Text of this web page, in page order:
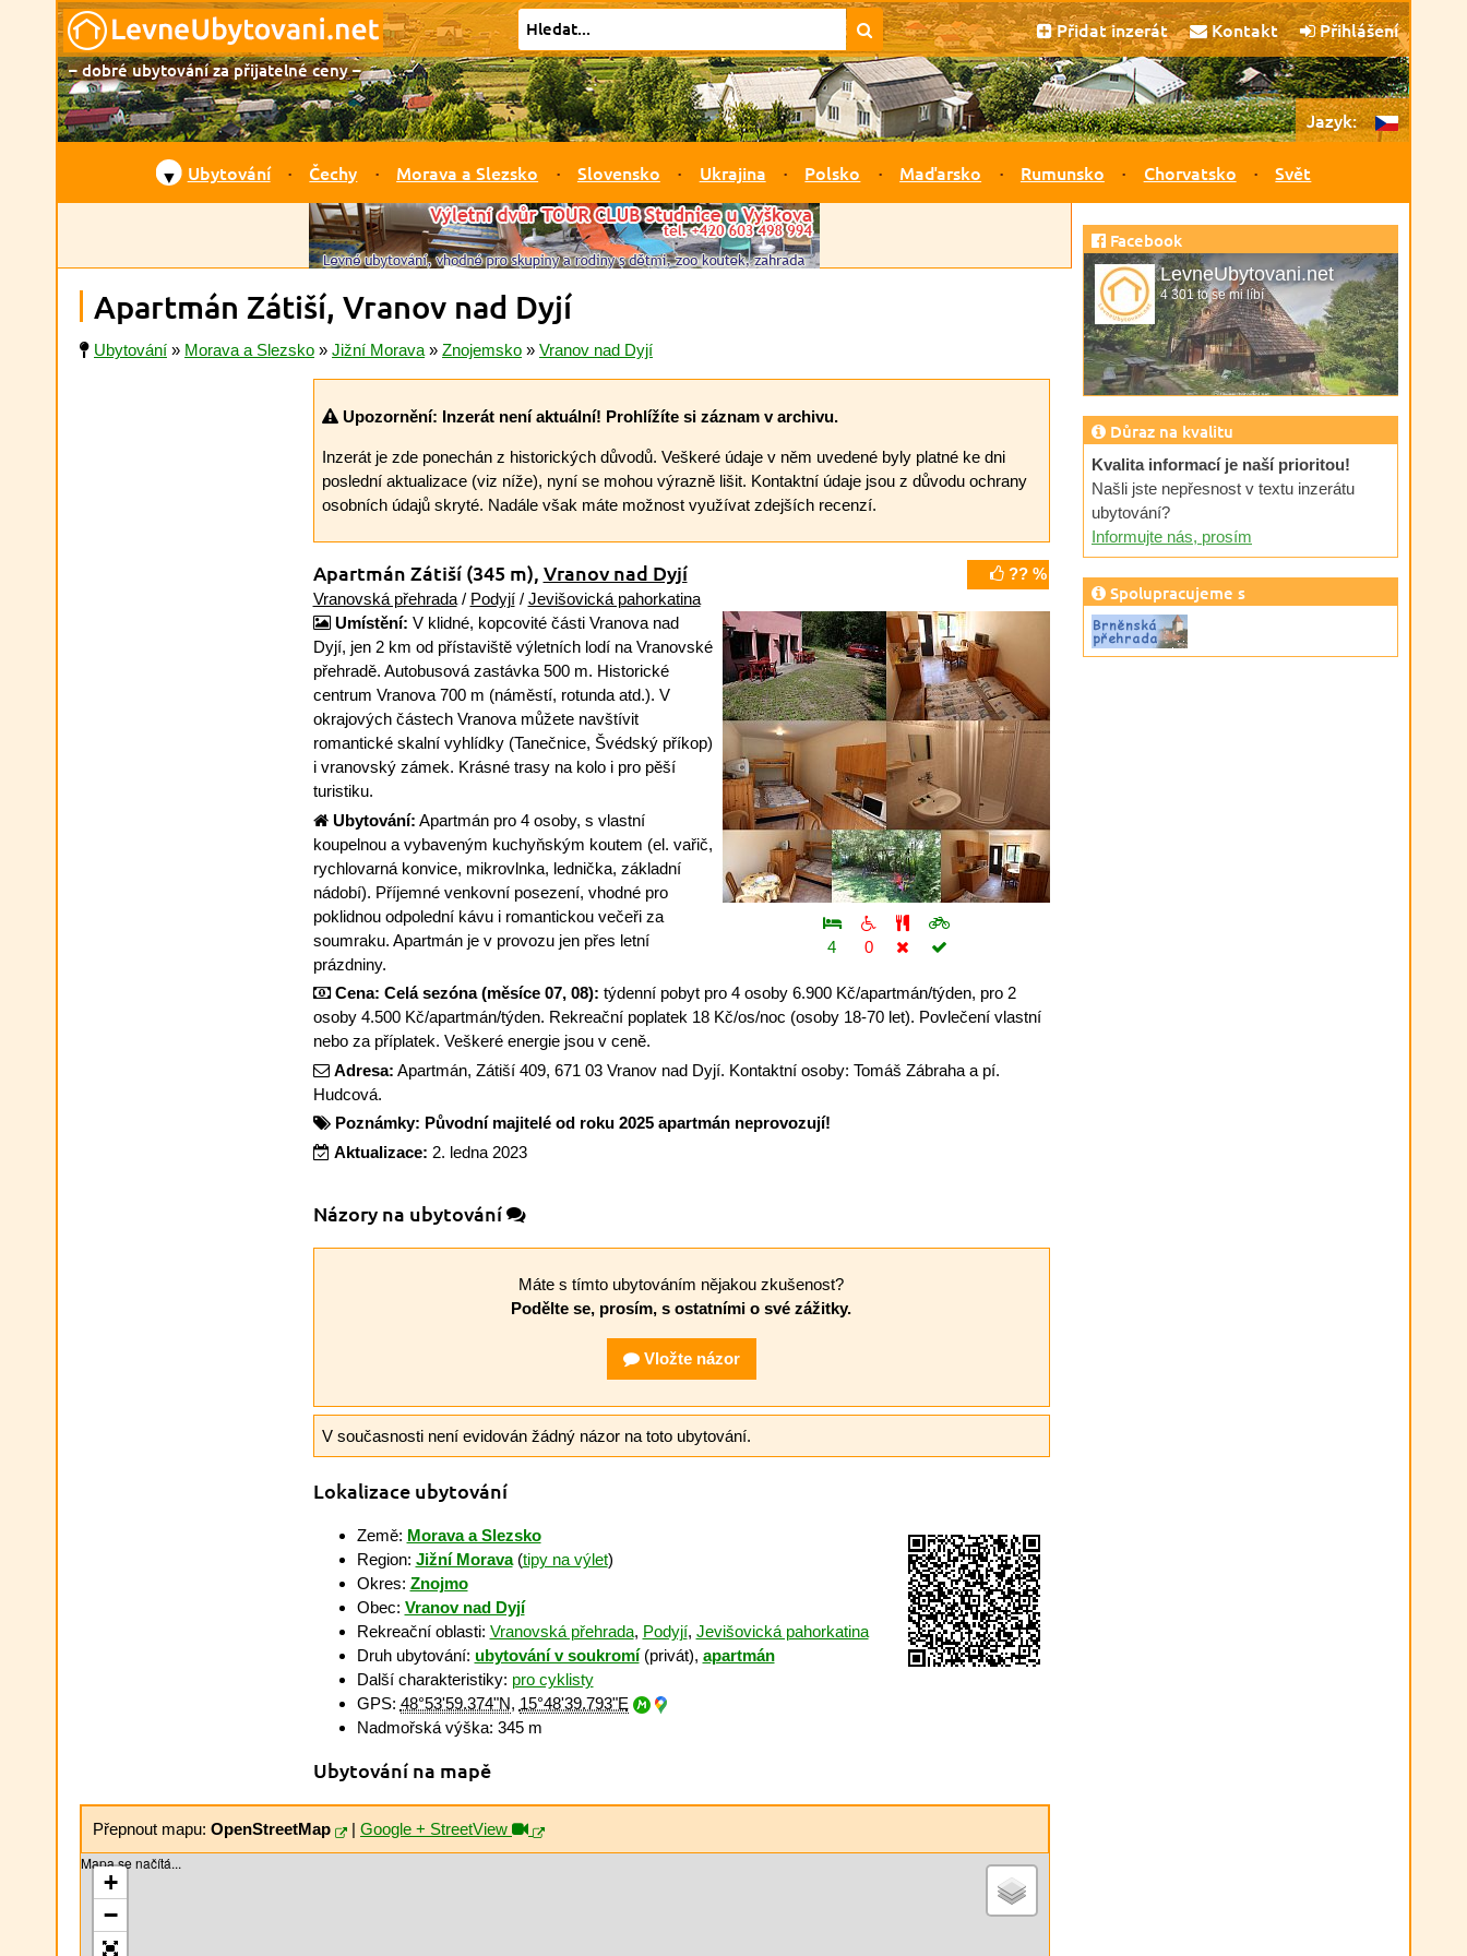
Přidat inzerát Kontakt Přihlášení
– dobré ubytování za přijatelné ceny –
Jazyk:
▼ Ubytování Čechy Morava a Slezsko Slovensko Ukrajina Polsko Maďarsko Rumunsko Chorvatsko Svět
Apartmán Zátiší, Vranov nad Dyjí
Ubytování » Morava a Slezsko » Jižní Morava » Znojemsko » Vranov nad Dyjí
Upozornění: Inzerát není aktuální! Prohlížíte si záznam v archivu.
Inzerát je zde ponechán z historických důvodů. Veškeré údaje v něm uvedené byly platné ke dni
poslední aktualizace (viz níže), nyní se mohou výrazně lišit. Kontaktní údaje jsou z důvodu ochrany
osobních údajů skryté. Nadále však máte možnost využívat zdejších recenzí.
?? %
Apartmán Zátiší (345 m), Vranov nad Dyjí
Vranovská přehrada/ Podyjí/ Jevišovická pahorkatina
4 0
Umístění: V klidné, kopcovité části Vranova nad
Dyjí, jen 2 km od přístaviště výletních lodí na Vranovské
přehradě. Autobusová zastávka 500 m. Historické
centrum Vranova 700 m (náměstí, rotunda atd.). V
okrajových částech Vranova můžete navštívit
romantické skalní vyhlídky (Tanečnice, Švédský příkop)
i vranovský zámek. Krásné trasy na kolo i pro pěší
turistiku.
Ubytování: Apartmán pro 4 osoby, s vlastní
koupelnou a vybaveným kuchyňským koutem (el. vařič,
rychlovarná konvice, mikrovlnka, lednička, základní
nádobí). Příjemné venkovní posezení, vhodné pro
poklidnou odpolední kávu i romantickou večeři za
soumraku. Apartmán je v provozu jen přes letní
prázdniny.
Cena: Celá sezóna (měsíce 07, 08): týdenní pobyt pro 4 osoby 6.900 Kč/apartmán/týden, pro 2
osoby 4.500 Kč/apartmán/týden. Rekreační poplatek 18 Kč/os/noc (osoby 18-70 let). Povlečení vlastní
nebo za příplatek. Veškeré energie jsou v ceně.
Adresa: Apartmán, Zátiší 409, 671 03 Vranov nad Dyjí. Kontaktní osoby: Tomáš Zábraha a pí.
Hudcová.
Poznámky: Původní majitelé od roku 2025 apartmán neprovozují!
Aktualizace: 2. ledna 2023
Názory na ubytování
Máte s tímto ubytováním nějakou zkušenost?
Podělte se, prosím, s ostatními o své zážitky.
Vložte názor
V současnosti není evidován žádný názor na toto ubytování.
Lokalizace ubytování
Země: Morava a Slezsko
Region: Jižní Morava(tipy na výlet)
Okres: Znojmo
Obec: Vranov nad Dyjí
Rekreační oblasti: Vranovská přehrada, Podyjí, Jevišovická pahorkatina
Druh ubytování: ubytování v soukromí(privát), apartmán
Další charakteristiky: pro cyklisty
GPS: 48°53'59.374"N, 15°48'39.793"E
Nadmořská výška: 345 m
Ubytování na mapě
Přepnout mapu: OpenStreetMap | Google + StreetView
Mapa se načítá...
+
−
Facebook
LevneUbytovani.net
4 301 to se mi líbí
Důraz na kvalitu
Kvalita informací je naší prioritou!
Našli jste nepřesnost v textu inzerátu
ubytování?
Informujte nás, prosím
Spolupracujeme s